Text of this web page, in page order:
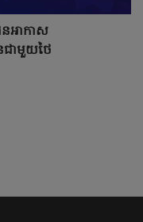
នអាកាស
ជាមួយថៃ